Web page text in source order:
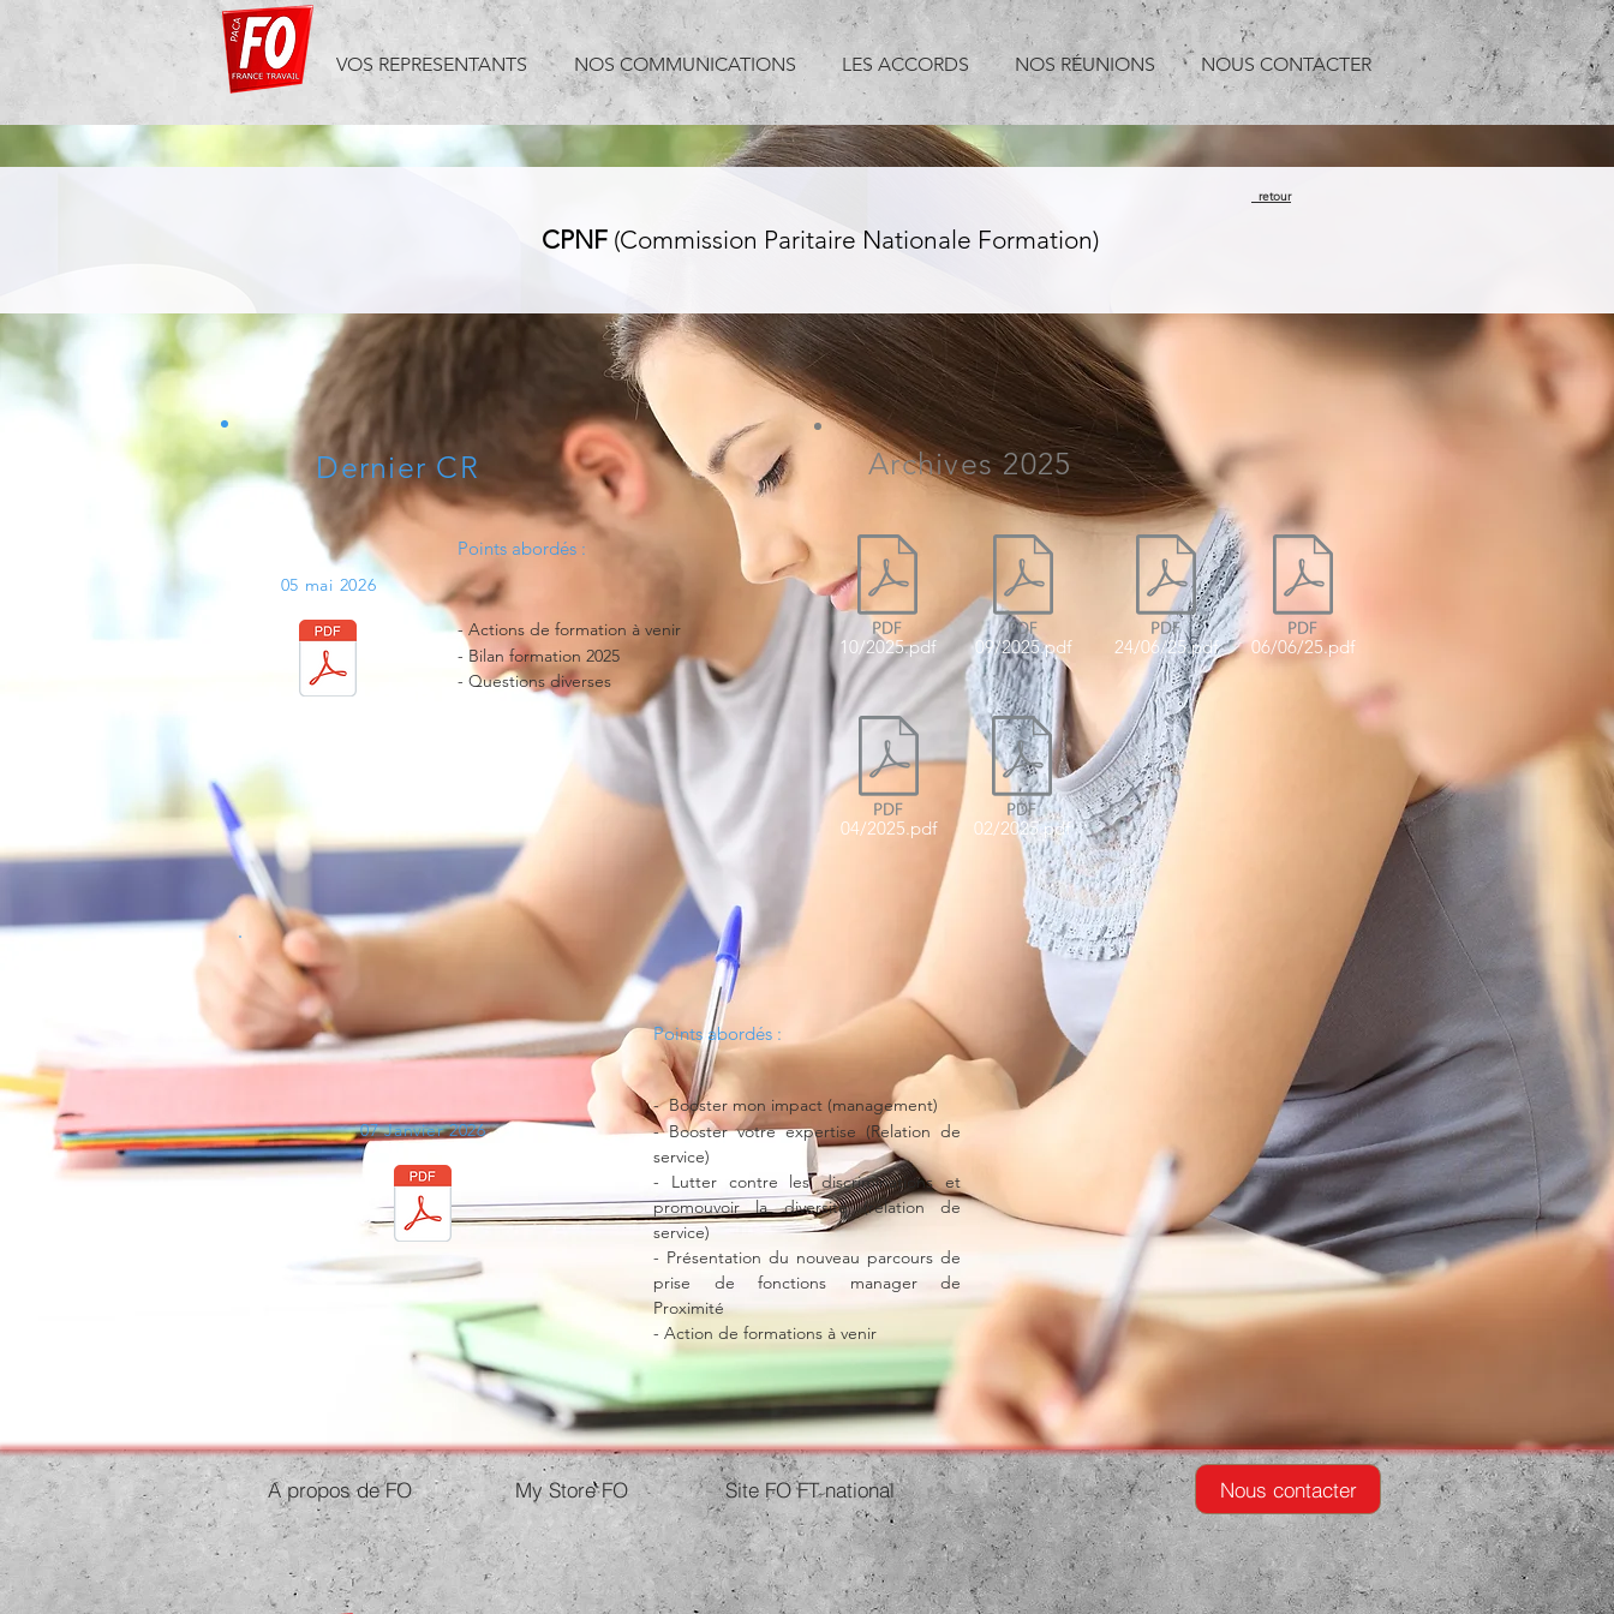
VOS REPRESENTANTS NOS COMMUNICATIONS LES ACCORDS NOS RÉUNIONS NOUS CONTACTER
retour
CPNF (Commission Paritaire Nationale Formation)
Dernier CR
Points abordés :
05 mai 2026
​- Actions de formation à venir
- Bilan formation 2025
- Questions diverses
Archives 2025
10/2025.pdf 09/2025.pdf 24/06/25.pdf 06/06/25.pdf
04/2025.pdf 02/2025.pdf
Points abordés :
07 Janvier 2026
​- Booster mon impact (management)
- Booster votre expertise (Relation de
service)
- Lutter contre les discriminations et
promouvoir la diversité (relation de
service)
- Présentation du nouveau parcours de
prise de fonctions manager de
Proximité
- Action de formations à venir
A propos de FO My Store FO Site FO FT national Nous contacter